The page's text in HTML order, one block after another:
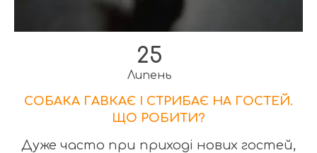
25
Липень
СОБАКА ГАВКАЄ І СТРИБАЄ НА ГОСТЕЙ.
ЩО РОБИТИ?
Дуже часто при приході нових гостей,